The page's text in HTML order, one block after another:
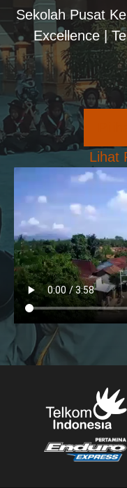
Sekolah Pusat
Excellence |
Lihat